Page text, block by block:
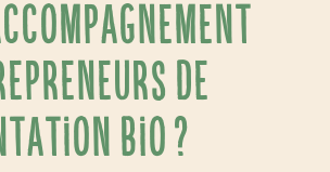
de
bio ?